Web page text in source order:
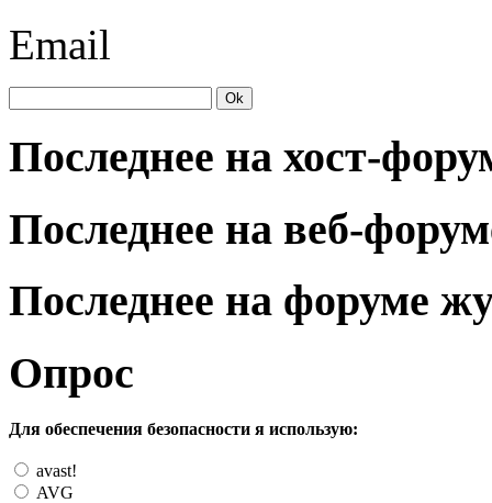
Email
Последнее на хост-
Последнее на веб-
Последнее на форуме
Опрос
Для обеспечения безопасности я использую:
avast!
AVG